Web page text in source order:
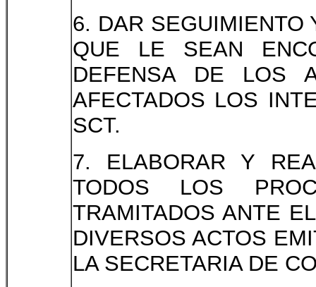
6. DAR SEGUIMIENTO
QUE LE SEAN
DEFENSA DE LOS
AFECTADOS LOS
SCT.
7. ELABORAR Y
TODOS LOS
TRAMITADOS ANTE
DIVERSOS ACTOS
LA SECRETARIA DE